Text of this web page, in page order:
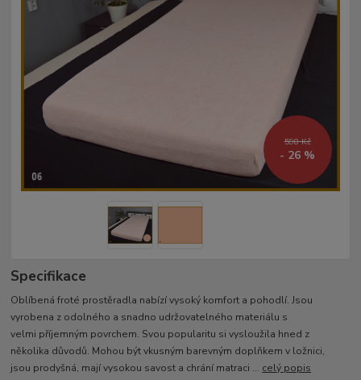
598 Kč
- 26 %
Specifikace
Oblíbená froté prostěradla nabízí vysoký komfort a pohodlí. Jsou
vyrobena z odolného a snadno udržovatelného materiálu s
velmi příjemným povrchem. Svou popularitu si vysloužila hned z
několika důvodů. Mohou být vkusným barevným doplňkem v ložnici,
jsou prodyšná, mají vysokou savost a chrání matraci ... celý popis